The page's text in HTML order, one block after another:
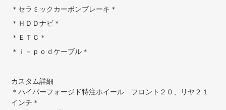
＊セラミックカーボンブレーキ＊
＊ＨＤＤナビ＊
＊ＥＴＣ＊
＊ｉ－ｐｏｄケーブル＊
カスタム詳細
＊ハイパーフォージド特注ホイール フロント２０、リヤ２１
インチ＊